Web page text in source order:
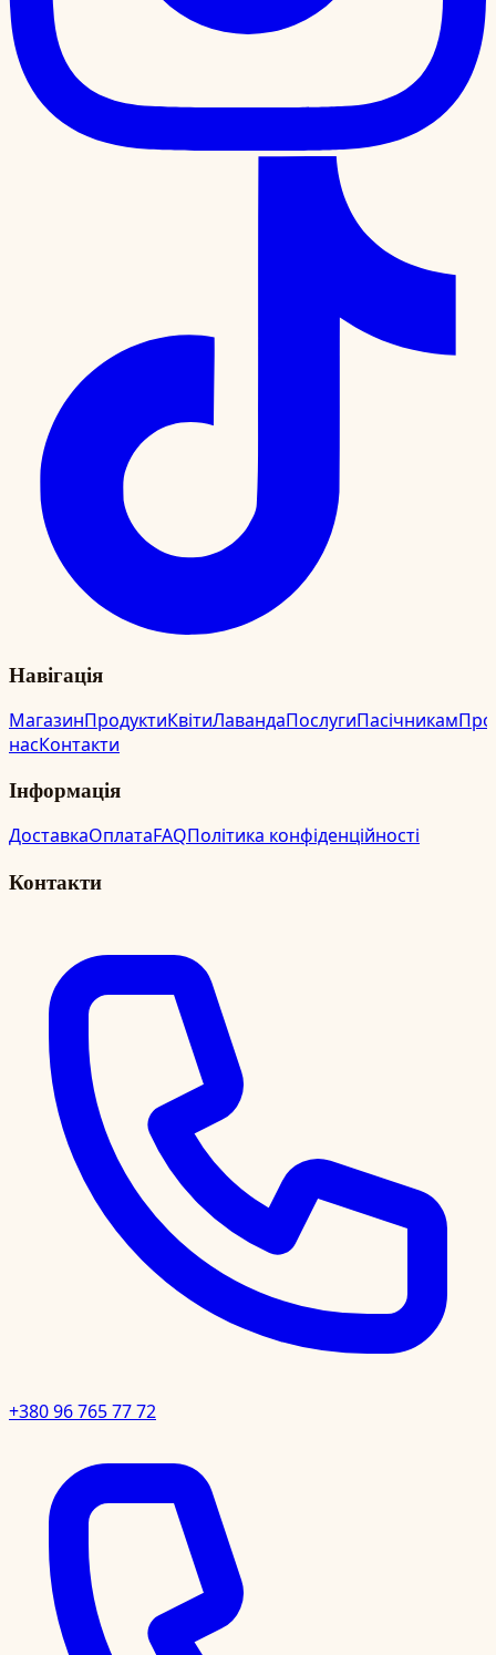
Навігація
МагазинПродуктиКвітиЛавандаПослугиПасічникамПро
насКонтакти
Інформація
ДоставкаОплатаFAQПолітика конфіденційності
Контакти
+380 96 765 77 72